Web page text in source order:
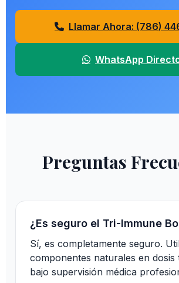
Llamar Ahora: (786)
WhatsApp
Preguntas
¿Es seguro el Tri-Immune
Sí, es completamente seguro.
componentes naturales en dosis
bajo supervisión médica